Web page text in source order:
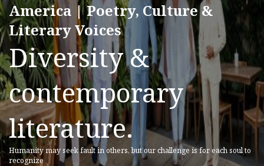
America | Poetry, Culture &
Literary Voices
Diversity &
contemporary
literature.
Humanity may seek fault in others, but our challenge is for each soul to
recognize